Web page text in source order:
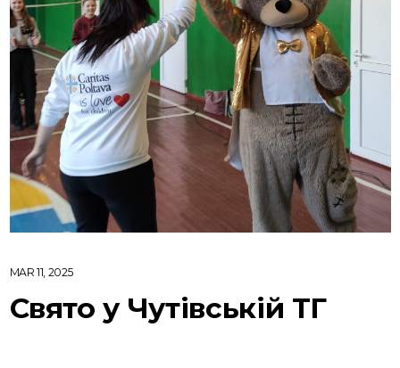
MAR 11, 2025
Свято у Чутівській ТГ